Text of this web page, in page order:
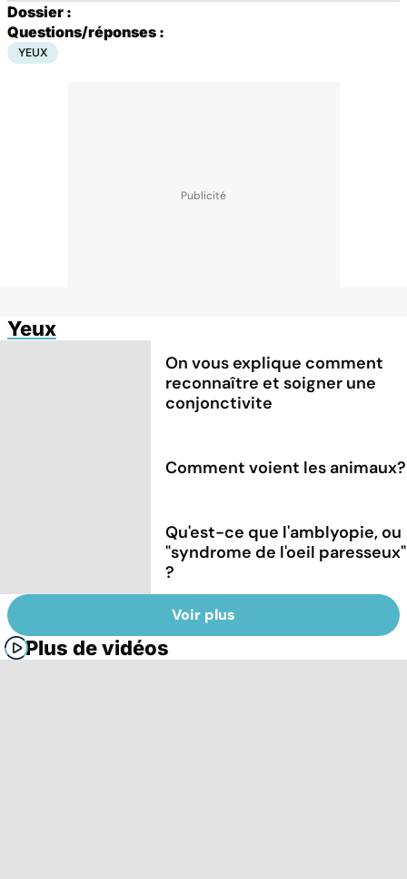
Dossier :
Questions/réponses :
YEUX
Yeux
On vous explique comment
reconnaître et soigner une
conjonctivite
Comment voient les animaux?
Qu'est-ce que l'amblyopie, ou
"syndrome de l'oeil paresseux"
?
Voir plus
Plus de vidéos